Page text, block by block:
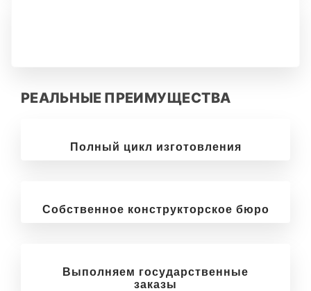
РЕАЛЬНЫЕ ПРЕИМУЩЕСТВА
Полный цикл изготовления
Собственное конструкторское бюро
Выполняем государственные
заказы